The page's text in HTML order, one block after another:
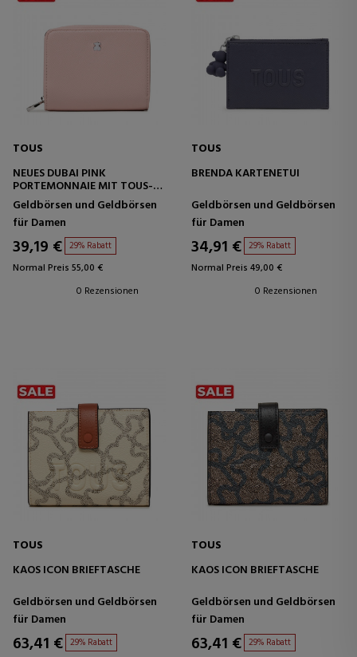
TOUS
NEUES DUBAI PINK
PORTEMONNAIE MIT TOUS-
VERSCHLUSS
Geldbörsen und Geldbörsen
für Damen
39,19 € 29% Rabatt
Normal Preis 55,00 €
0 Rezensionen
TOUS
BRENDA KARTENETUI
Geldbörsen und Geldbörsen
für Damen
34,91 € 29% Rabatt
Normal Preis 49,00 €
0 Rezensionen
TOUS
KAOS ICON BRIEFTASCHE
Geldbörsen und Geldbörsen
für Damen
63,41 € 29% Rabatt
TOUS
KAOS ICON BRIEFTASCHE
Geldbörsen und Geldbörsen
für Damen
63,41 € 29% Rabatt